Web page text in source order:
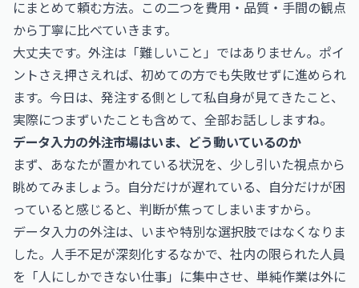
にまとめて頼む方法。この二つを費用・品質・手間の観点
から丁寧に比べていきます。
大丈夫です。外注は「難しいこと」ではありません。ポイ
ントさえ押さえれば、初めての方でも失敗せずに進められ
ます。今日は、発注する側として私自身が見てきたこと、
実際につまずいたことも含めて、全部お話ししますね。
データ入力の外注市場はいま、どう動いているのか
まず、あなたが置かれている状況を、少し引いた視点から
眺めてみましょう。自分だけが遅れている、自分だけが困
っていると感じると、判断が焦ってしまいますから。
データ入力の外注は、いまや特別な選択肢ではなくなりま
した。人手不足が深刻化するなかで、社内の限られた人員
を「人にしかできない仕事」に集中させ、単純作業は外に